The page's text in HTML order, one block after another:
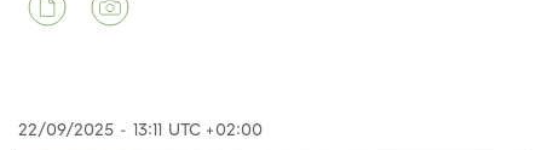
22/09/2025 - 13:11 UTC +02:00